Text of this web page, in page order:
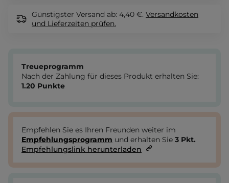
Günstigster Versand ab: 4,40 €. Versandkosten
und Lieferzeiten prüfen.
Treueprogramm
Nach der Zahlung für dieses Produkt erhalten Sie:
1.20 Punkte
Empfehlen Sie es Ihren Freunden weiter im
Empfehlungsprogramm und erhalten Sie 3 Pkt.
Empfehlungslink herunterladen